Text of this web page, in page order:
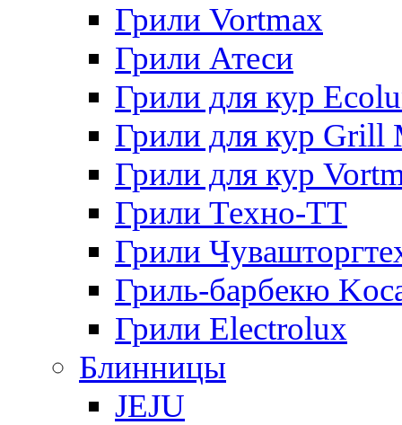
Грили Vortmax
Грили Атеси
Грили для кур
Грили для кур Grill
Грили для кур
Грили Техно-ТТ
Грили
Гриль-барбекю
Грили Electrolux
Блинницы
JEJU